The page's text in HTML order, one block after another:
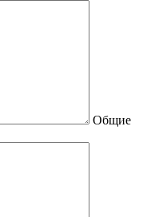
Общие